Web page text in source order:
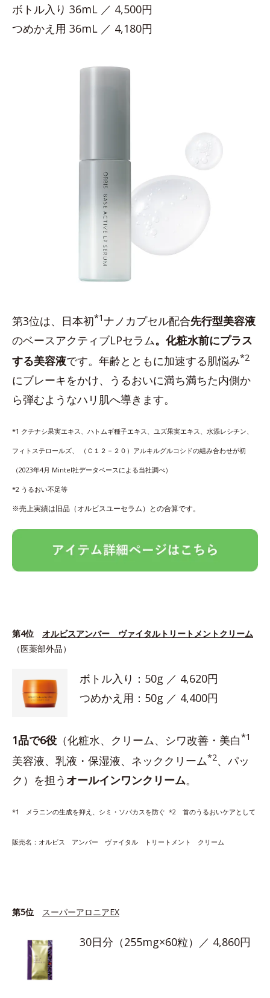
ボトル入り 36mL ／ 4,500円
つめかえ用 36mL ／ 4,180円
第3位は、日本初*1ナノカプセル配合先行型美容液
のベースアクティブLPセラム。化粧水前にプラス
する美容液です。年齢とともに加速する肌悩み*2
にブレーキをかけ、うるおいに満ち満ちた内側か
ら弾むようなハリ肌へ導きます。
*1 クチナシ果実エキス、ハトムギ種子エキス、ユズ果実エキス、水添レシチン、
フィトステロールズ、 （Ｃ１２－２０）アルキルグルコシドの組み合わせが初
（2023年4月 Mintel社データベースによる当社調べ）
*2 うるおい不足等
※売上実績は旧品（オルビスユーセラム）との合算です。
第4位
オルビスアンバー ヴァイタルトリートメントクリーム
（医薬部外品）
ボトル入り：50g ／ 4,620円
つめかえ用：50g ／ 4,400円
1品で6役 （化粧水、クリーム、シワ改善・美白*1
美容液、乳液・保湿液、ネッククリーム*2、パッ
ク）を担う オールインワンクリーム。
*1 メラニンの生成を抑え、シミ・ソバカスを防ぐ *2 首のうるおいケアとして
販売名：オルビス アンバー ヴァイタル トリートメント クリーム
第5位 スーパーアロニアEX
30日分（255mg×60粒）／ 4,860円